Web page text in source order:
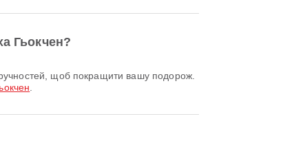
Гьокчен?